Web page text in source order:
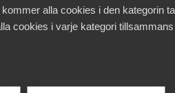
alla cookies i den kategorin
cookies i varje kategori